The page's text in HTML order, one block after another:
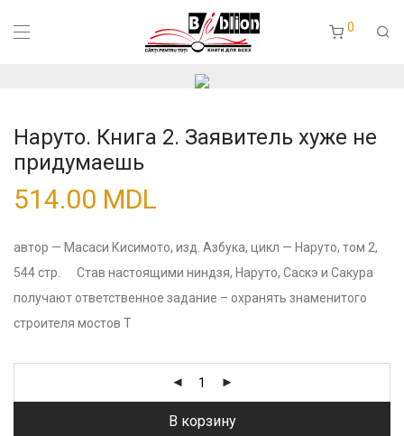
0
Наруто. Книга 2. Заявитель хуже не
придумаешь
514.00 MDL
автор — Масаси Кисимото, изд. Азбука, цикл — Наруто, том 2,
544 стр. Став настоящими ниндзя, Наруто, Саскэ и Сакура
получают ответственное задание – охранять знаменитого
строителя мостов Т
В корзину